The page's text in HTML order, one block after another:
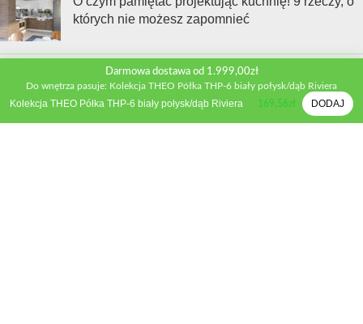
których nie możesz zapomnieć
Nie popełniaj tego błędu! Ochrona mebli
kuchennych przed parą krok po kroku
Darmowa dostawa od 1.999,00zł
Do wnętrza pasuje: Kolekcja THEO Półka THP-6 biały połysk/dąb Riviera
Kolekcja THEO Półka THP-6 biały połysk/dąb Riviera 169,56zł DODAJ